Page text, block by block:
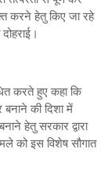
करने हेतु किए जा रहे
करते हुए कहा कि
बनाने की दिशा में
हेतु सरकार द्वारा
को इस विशेष सौगात